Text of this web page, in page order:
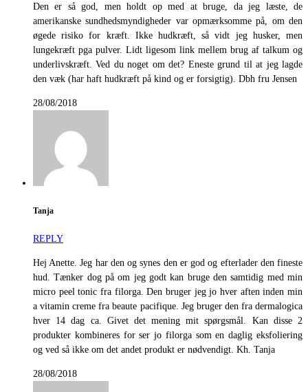
Den er så god, men holdt op med at bruge, da jeg læste, de
amerikanske sundhedsmyndigheder var opmærksomme på, om den
øgede risiko for kræft. Ikke hudkræft, så vidt jeg husker, men
lungekræft pga pulver. Lidt ligesom link mellem brug af talkum og
underlivskræft. Ved du noget om det? Eneste grund til at jeg lagde
den væk (har haft hudkræft på kind og er forsigtig). Dbh fru Jensen
28/08/2018
Tanja
REPLY
Hej Anette. Jeg har den og synes den er god og efterlader den fineste
hud. Tænker dog på om jeg godt kan bruge den samtidig med min
micro peel tonic fra filorga. Den bruger jeg jo hver aften inden min
a vitamin creme fra beaute pacifique. Jeg bruger den fra dermalogica
hver 14 dag ca. Givet det mening mit spørgsmål. Kan disse 2
produkter kombineres for ser jo filorga som en daglig eksfoliering
og ved så ikke om det andet produkt er nødvendigt. Kh. Tanja
28/08/2018